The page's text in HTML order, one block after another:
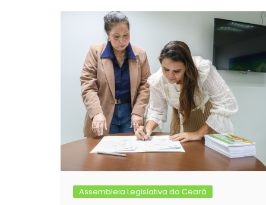
Assembleia Legislativa do Ceará